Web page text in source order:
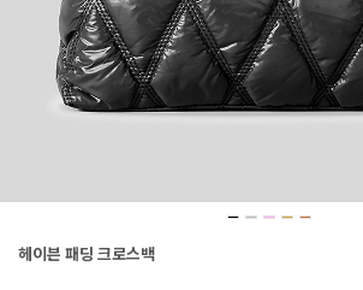
헤이븐 패딩 크로스백